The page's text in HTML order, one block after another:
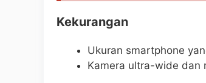
Kekurangan
Ukuran smartphone
Kamera ultra-wide dan